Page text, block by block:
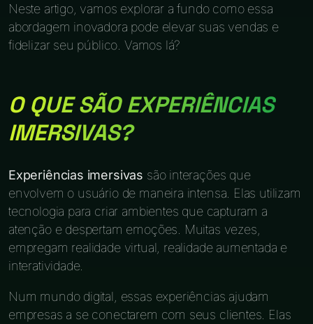
Neste artigo, vamos explorar a fundo como essa
abordagem inovadora pode elevar suas vendas e
fidelizar seu público. Vamos lá?
O QUE SÃO EXPERIÊNCIAS
IMERSIVAS?
Experiências imersivas são interações que
envolvem o usuário de maneira intensa. Elas utilizam
tecnologia para criar ambientes que capturam a
atenção e despertam emoções. Muitas vezes,
empregam realidade virtual, realidade aumentada e
interatividade.
Num mundo digital, essas experiências ajudam
empresas a se conectarem com seus clientes. Elas